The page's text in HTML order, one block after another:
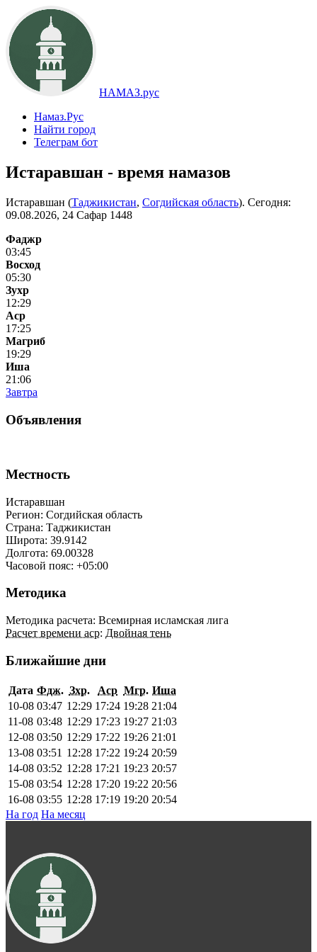
НАМАЗ.рус
Намаз.Рус
Найти город
Телеграм бот
Истаравшан - время намазов
Истаравшан (Таджикистан, Согдийская область). Сегодня:
09.08.2026, 24 Сафар 1448
Фаджр
03:45
Восход
05:30
Зухр
12:29
Аср
17:25
Магриб
19:29
Иша
21:06
Завтра
Объявления
Местность
Истаравшан
Регион: Согдийская область
Страна: Таджикистан
Широта: 39.9142
Долгота: 69.00328
Часовой пояс: +05:00
Методика
Методика расчета: Всемирная исламская лига
Расчет времени аср: Двойная тень
Ближайшие дни
Дата Фдж. Зхр. Аср Мгр. Иша
10-08 03:47 12:29 17:24 19:28 21:04
11-08 03:48 12:29 17:23 19:27 21:03
12-08 03:50 12:29 17:22 19:26 21:01
13-08 03:51 12:28 17:22 19:24 20:59
14-08 03:52 12:28 17:21 19:23 20:57
15-08 03:54 12:28 17:20 19:22 20:56
16-08 03:55 12:28 17:19 19:20 20:54
На год На месяц